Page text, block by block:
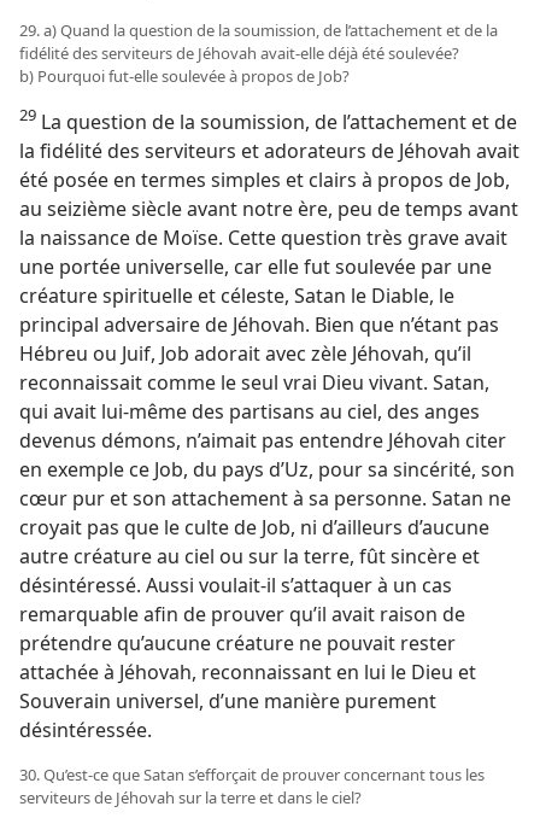
29. a) Quand la question de la soumission, de l’attachement et de la
fidélité des serviteurs de Jéhovah avait-​elle déjà été soulevée?
b) Pourquoi fut-​elle soulevée à propos de Job?
29 La question de la soumission, de l’attachement et de
la fidélité des serviteurs et adorateurs de Jéhovah avait
été posée en termes simples et clairs à propos de Job,
au seizième siècle avant notre ère, peu de temps avant
la naissance de Moïse. Cette question très grave avait
une portée universelle, car elle fut soulevée par une
créature spirituelle et céleste, Satan le Diable, le
principal adversaire de Jéhovah. Bien que n’étant pas
Hébreu ou Juif, Job adorait avec zèle Jéhovah, qu’il
reconnaissait comme le seul vrai Dieu vivant. Satan,
qui avait lui-​même des partisans au ciel, des anges
devenus démons, n’aimait pas entendre Jéhovah citer
en exemple ce Job, du pays d’Uz, pour sa sincérité, son
cœur pur et son attachement à sa personne. Satan ne
croyait pas que le culte de Job, ni d’ailleurs d’aucune
autre créature au ciel ou sur la terre, fût sincère et
désintéressé. Aussi voulait-​il s’attaquer à un cas
remarquable afin de prouver qu’il avait raison de
prétendre qu’aucune créature ne pouvait rester
attachée à Jéhovah, reconnaissant en lui le Dieu et
Souverain universel, d’une manière purement
désintéressée.
30. Qu’est-​ce que Satan s’efforçait de prouver concernant tous les
serviteurs de Jéhovah sur la terre et dans le ciel?